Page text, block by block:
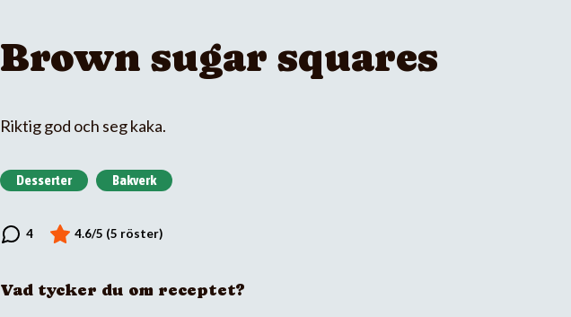
Brown sugar squares
Riktig god och seg kaka.
Desserter Bakverk
Vad tycker du om receptet?